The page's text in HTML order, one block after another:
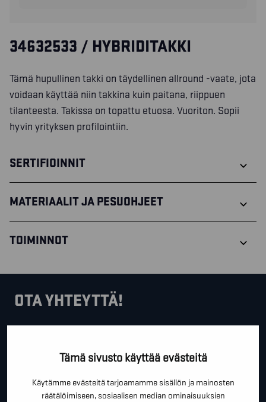
Tämä sivusto käyttää evästeitä
Käytämme evästeitä tarjoamamme sisällön ja mainosten
räätälöimiseen, sosiaalisen median ominaisuuksien
34632533 / HYBRIDITAKKI
Tämä hupullinen takki on täydellinen allround -vaate, jota
voidaan käyttää niin takkina kuin paitana, riippuen
tilanteesta. Takissa on topattu etuosa. Vuoriton. Sopii
hyvin yrityksen profilointiin.
SERTIFIOINNIT
MATERIAALIT JA PESUOHJEET
TOIMINNOT
OTA YHTEYTTÄ!
" näyttää pakolliset kentät